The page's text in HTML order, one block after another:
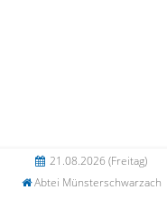
21.08.2026 (Freitag)
Abtei Münsterschwarzach